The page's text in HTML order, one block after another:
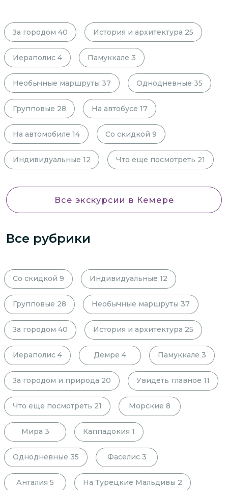
За городом 40 История и архитектура 25
Иераполис 4 Памуккале 3
Необычные маршруты 37 Однодневные 35
Групповые 28 На автобусе 17
На автомобиле 14 Со скидкой 9
Индивидуальные 12 Что еще посмотреть 21
Все экскурсии в Кемере
Все рубрики
Со скидкой 9 Индивидуальные 12
Групповые 28 Необычные маршруты 37
За городом 40 История и архитектура 25
Иераполис 4 Демре 4 Памуккале 3
За городом и природа 20 Увидеть главное 11
Что еще посмотреть 21 Морские 8
Мира 3 Каппадокия 1
Однодневные 35 Фаселис 3
Анталия 5 На Турецкие Мальдивы 2